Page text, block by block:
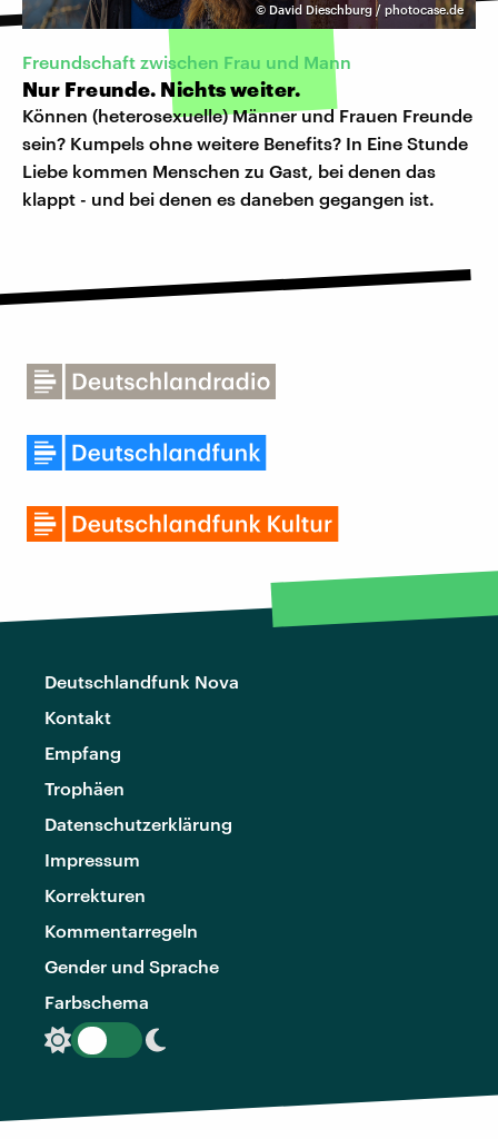
© David Dieschburg / photocase.de
Freundschaft zwischen Frau und Mann
Nur Freunde. Nichts weiter.
Können (heterosexuelle) Männer und Frauen Freunde
sein? Kumpels ohne weitere Benefits? In Eine Stunde
Liebe kommen Menschen zu Gast, bei denen das
klappt - und bei denen es daneben gegangen ist.
Deutschlandfunk Nova
Kontakt
Empfang
Trophäen
Datenschutzerklärung
Impressum
Korrekturen
Kommentarregeln
Gender und Sprache
Farbschema